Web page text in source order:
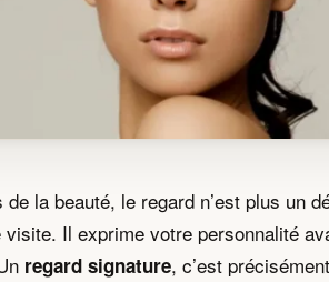
de la beauté, le regard n’est plus un
Il exprime votre personnalité
regard signature, c’est